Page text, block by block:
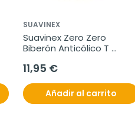
SUAVINEX
Suavinex Zero Zero
Biberón Anticólico T
Color Fair, 120 ml
11,95 €
Añadir al carrito